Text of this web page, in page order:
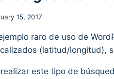
15, 2017
raro de uso de
(latitud/longitud),
este tipo de